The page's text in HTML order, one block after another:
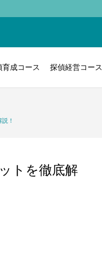
育成コース 探偵経営コース
！
トを徹底解